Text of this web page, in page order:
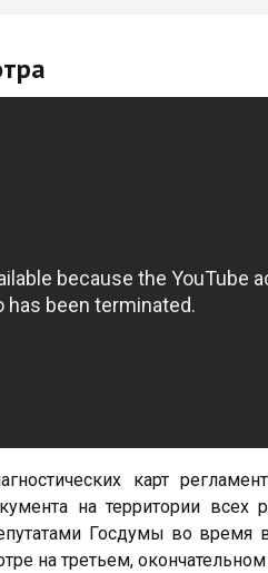
карт
на территории всех
Госдумы во время
на третьем, окончательном